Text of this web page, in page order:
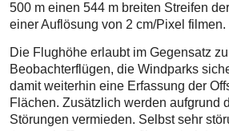
500 m einen 544 m breiten Streifen
einer Auflösung von 2 cm/Pixel filmen.
Die Flughöhe erlaubt im Gegensatz
Beobachterflügen, die Windparks
damit weiterhin eine Erfassung der
Flächen. Zusätzlich werden aufgrund
Störungen vermieden. Selbst sehr